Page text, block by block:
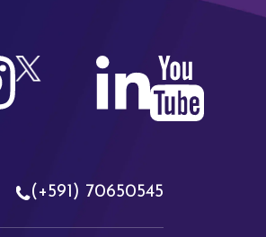
(+591) 70650545